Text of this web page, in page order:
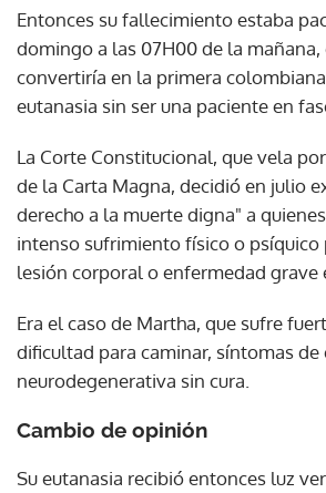
Entonces su fallecimiento estaba
domingo a las 07H00 de la mañana,
convertiría en la primera
eutanasia sin ser una paciente en
La Corte Constitucional, que vela
de la Carta Magna, decidió en julio
derecho a la muerte digna" a
intenso sufrimiento físico o
lesión corporal o enfermedad grave
Era el caso de Martha, que sufre
dificultad para caminar, síntomas
neurodegenerativa sin cura.
Cambio de opinión
Su eutanasia recibió entonces luz